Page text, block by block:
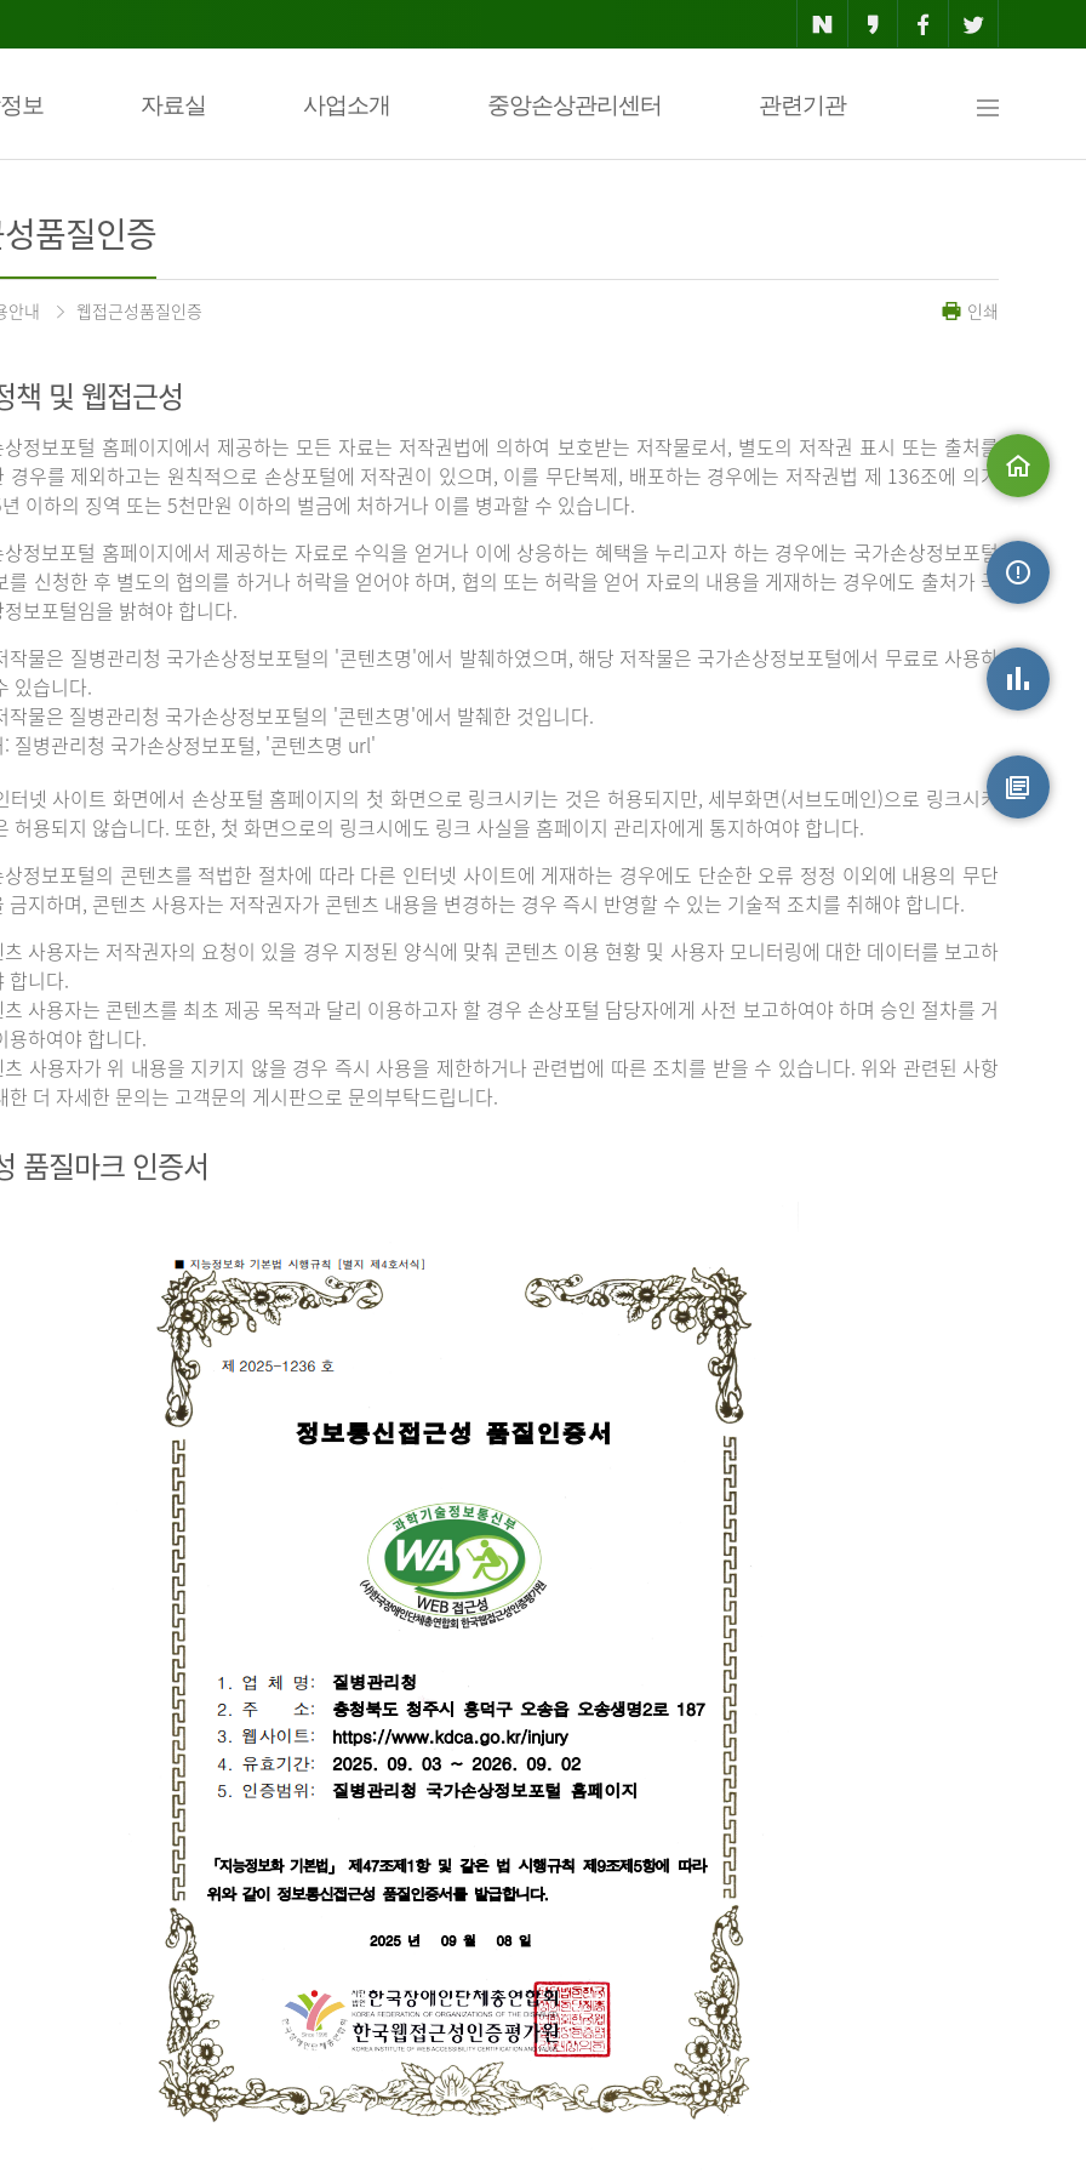
보 자료실 사업소개 중앙손상관리센터 관련기관
맵
품질인증
안내 웹접근성품질인증 인쇄
책 및 웹접근성
상정보포털 홈페이지에서 제공하는 모든 자료는 저작권법에 의하여 보호받는 저작물로서, 별도의 저작권 표시 또는 출처를
경우를 제외하고는 원칙적으로 손상포털에 저작권이 있으며, 이를 무단복제, 배포하는 경우에는 저작권법 제 136조에 의거
이하의 징역 또는 5천만원 이하의 벌금에 처하거나 이를 병과할 수 있습니다.
상정보포털 홈페이지에서 제공하는 자료로 수익을 얻거나 이에 상응하는 혜택을 누리고자 하는 경우에는 국가손상정보포털
를 신청한 후 별도의 협의를 하거나 허락을 얻어야 하며, 협의 또는 허락을 얻어 자료의 내용을 게재하는 경우에도 출처가 국
보포털임을 밝혀야 합니다.
작물은 질병관리청 국가손상정보포털의 '콘텐츠명'에서 발췌하였으며, 해당 저작물은 국가손상정보포털에서 무료로 사용하
있습니다.
작물은 질병관리청 국가손상정보포털의 '콘텐츠명'에서 발췌한 것입니다.
: 질병관리청 국가손상정보포털, '콘텐츠명 url'
터넷 사이트 화면에서 손상포털 홈페이지의 첫 화면으로 링크시키는 것은 허용되지만, 세부화면(서브도메인)으로 링크시키
허용되지 않습니다. 또한, 첫 화면으로의 링크시에도 링크 사실을 홈페이지 관리자에게 통지하여야 합니다.
상정보포털의 콘텐츠를 적법한 절차에 따라 다른 인터넷 사이트에 게재하는 경우에도 단순한 오류 정정 이외에 내용의 무단
금지하며, 콘텐츠 사용자는 저작권자가 콘텐츠 내용을 변경하는 경우 즉시 반영할 수 있는 기술적 조치를 취해야 합니다.
츠 사용자는 저작권자의 요청이 있을 경우 지정된 양식에 맞춰 콘텐츠 이용 현황 및 사용자 모니터링에 대한 데이터를 보고하
합니다.
츠 사용자는 콘텐츠를 최초 제공 목적과 달리 이용하고자 할 경우 손상포털 담당자에게 사전 보고하여야 하며 승인 절차를 거
용하여야 합니다.
츠 사용자가 위 내용을 지키지 않을 경우 즉시 사용을 제한하거나 관련법에 따른 조치를 받을 수 있습니다. 위와 관련된 사항
한 더 자세한 문의는 고객문의 게시판으로 문의부탁드립니다.
품질마크 인증서